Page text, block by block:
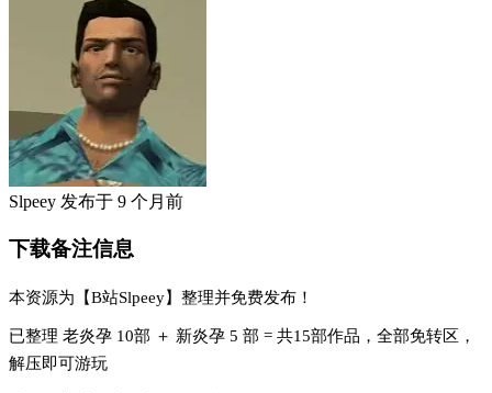
Slpeey 发布于 9 个月前
下载备注信息
本资源为【B站Slpeey】整理并免费发布！
已整理 老炎孕 10部 ＋ 新炎孕 5 部 = 共15部作品，全部免转区，
解压即可游玩